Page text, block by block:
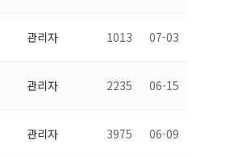
관리자 1013 07-03
관리자 2235 06-15
관리자 3975 06-09